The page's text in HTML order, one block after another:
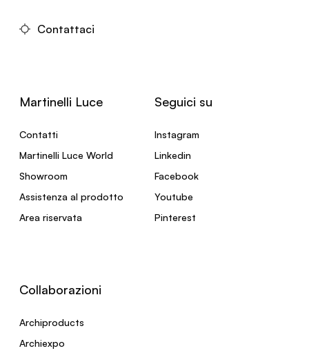
Contattaci
Martinelli Luce
Contatti
Martinelli Luce World
Showroom
Assistenza al prodotto
Area riservata
Seguici su
Instagram
Linkedin
Facebook
Youtube
Pinterest
Collaborazioni
Archiproducts
Archiexpo